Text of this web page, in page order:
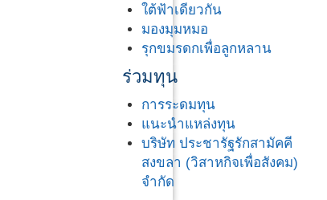
ใต้ฟ้าเดียวกัน
มองมุมหมอ
รุกขมรดกเพื่อลูกหลาน
ร่วมทุน
การระดมทุน
แนะนำแหล่งทุน
บริษัท ประชารัฐรักสามัคคี
สงขลา (วิสาหกิจเพื่อสังคม)
จำกัด